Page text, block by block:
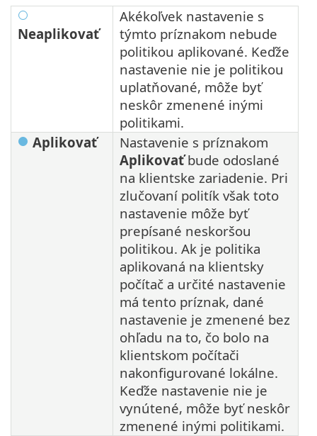
Neaplikovať
Akékoľvek nastavenie s
týmto príznakom nebude
politikou aplikované. Keďže
nastavenie nie je politikou
uplatňované, môže byť
neskôr zmenené inými
politikami.
Aplikovať
Nastavenie s príznakom
Aplikovaťbude odoslané
na klientske zariadenie. Pri
zlučovaní politík však toto
nastavenie môže byť
prepísané neskoršou
politikou. Ak je politika
aplikovaná na klientsky
počítač a určité nastavenie
má tento príznak, dané
nastavenie je zmenené bez
ohľadu na to, čo bolo na
klientskom počítači
nakonfigurované lokálne.
Keďže nastavenie nie je
vynútené, môže byť neskôr
zmenené inými politikami.